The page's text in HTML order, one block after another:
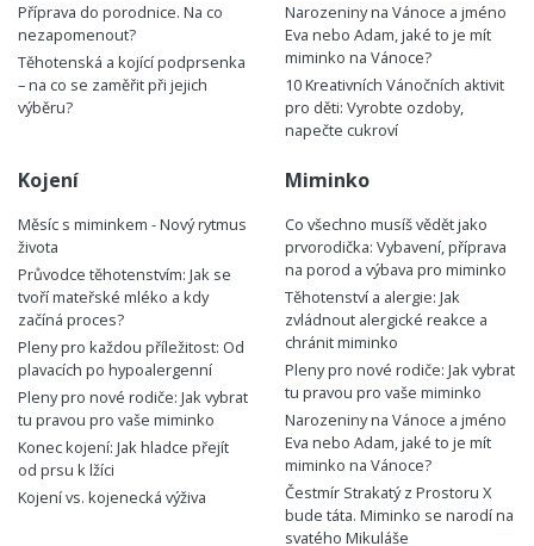
Příprava do porodnice. Na co
nezapomenout?
Těhotenská a kojící podprsenka
– na co se zaměřit při jejich
výběru?
Narozeniny na Vánoce a jméno
Eva nebo Adam, jaké to je mít
miminko na Vánoce?
10 Kreativních Vánočních aktivit
pro děti: Vyrobte ozdoby,
napečte cukroví
Kojení
Měsíc s miminkem - Nový rytmus
života
Průvodce těhotenstvím: Jak se
tvoří mateřské mléko a kdy
začíná proces?
Pleny pro každou příležitost: Od
plavacích po hypoalergenní
Pleny pro nové rodiče: Jak vybrat
tu pravou pro vaše miminko
Konec kojení: Jak hladce přejít
od prsu k lžíci
Kojení vs. kojenecká výživa
Miminko
Co všechno musíš vědět jako
prvorodička: Vybavení, příprava
na porod a výbava pro miminko
Těhotenství a alergie: Jak
zvládnout alergické reakce a
chránit miminko
Pleny pro nové rodiče: Jak vybrat
tu pravou pro vaše miminko
Narozeniny na Vánoce a jméno
Eva nebo Adam, jaké to je mít
miminko na Vánoce?
Čestmír Strakatý z Prostoru X
bude táta. Miminko se narodí na
svatého Mikuláše